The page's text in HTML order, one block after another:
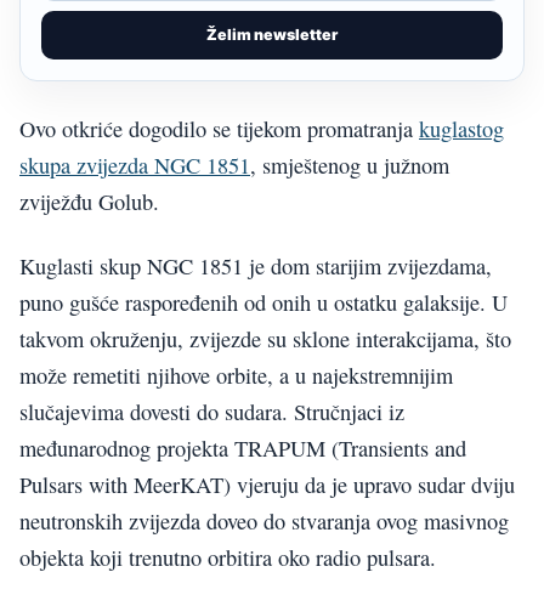
Želim newsletter
Ovo otkriće dogodilo se tijekom promatranja kuglastog
skupa zvijezda NGC 1851, smještenog u južnom
zviježđu Golub.
Kuglasti skup NGC 1851 je dom starijim zvijezdama,
puno gušće raspoređenih od onih u ostatku galaksije. U
takvom okruženju, zvijezde su sklone interakcijama, što
može remetiti njihove orbite, a u najekstremnijim
slučajevima dovesti do sudara. Stručnjaci iz
međunarodnog projekta TRAPUM (Transients and
Pulsars with MeerKAT) vjeruju da je upravo sudar dviju
neutronskih zvijezda doveo do stvaranja ovog masivnog
objekta koji trenutno orbitira oko radio pulsara.